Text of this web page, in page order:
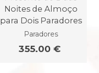
Noites de Almoço
para Dois Paradores
Paradores
355.00 €